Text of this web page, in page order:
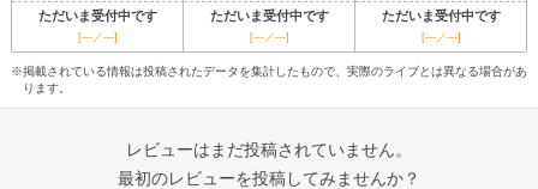
ただいま受付中です ただいま受付中です ただいま受付中です
[---／---] [---／---] [---／---]
※掲載されている情報は投稿されたデータを集計したもので、実際のライブとは異なる場合があ
ります。
レビューはまだ投稿されていません。
最初のレビューを投稿してみませんか？